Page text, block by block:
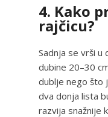
4. Kako
rajčicu?
Sadnja se vrši
dubine 20–30
dublje nego što
dva donja lista
razvija snažnije